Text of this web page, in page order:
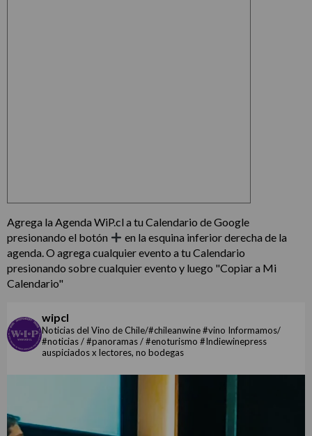
Agrega la Agenda WiP.cl a tu Calendario de Google
presionando el botón
en la esquina inferior derecha de la
agenda. O agrega cualquier evento a tu Calendario
presionando sobre cualquier evento y luego "Copiar a Mi
Calendario"
wipcl
Noticias del Vino de Chile/#chileanwine #vino Informamos/
#noticias / #panoramas / #enoturismo #Indiewinepress
auspiciados x lectores, no bodegas